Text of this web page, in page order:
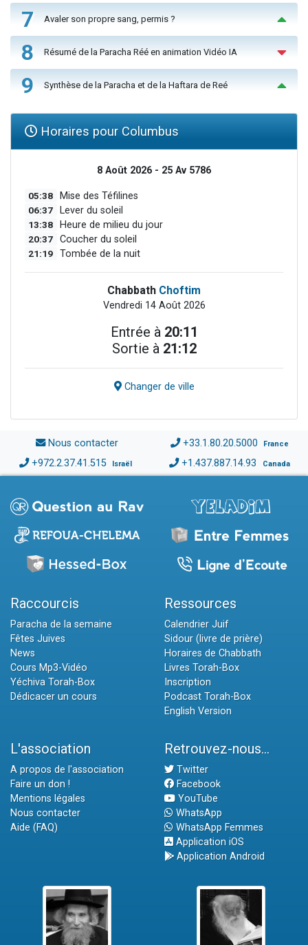
7 Avaler son propre sang, permis ?
8 Résumé de la Paracha Réé en animation Vidéo IA
9 Synthèse de la Paracha et de la Haftara de Reé
Horaires pour Columbus
8 Août 2026 - 25 Av 5786
05:38 Mise des Téfilines
06:37 Lever du soleil
13:38 Heure de milieu du jour
20:37 Coucher du soleil
21:19 Tombée de la nuit
Chabbath Choftim
Vendredi 14 Août 2026
Entrée à 20:11
Sortie à 21:12
Changer de ville
Nous contacter +33.1.80.20.5000 France
+972.2.37.41.515 Israël +1.437.887.14.93 Canada
Raccourcis
Paracha de la semaine
Fêtes Juives
News
Cours Mp3-Vidéo
Yéchiva Torah-Box
Dédicacer un cours
Ressources
Calendrier Juif
Sidour (livre de prière)
Horaires de Chabbath
Livres Torah-Box
Inscription
Podcast Torah-Box
English Version
L'association
A propos de l'association
Faire un don !
Mentions légales
Nous contacter
Aide (FAQ)
Retrouvez-nous...
Twitter
Facebook
YouTube
WhatsApp
WhatsApp Femmes
Application iOS
Application Android